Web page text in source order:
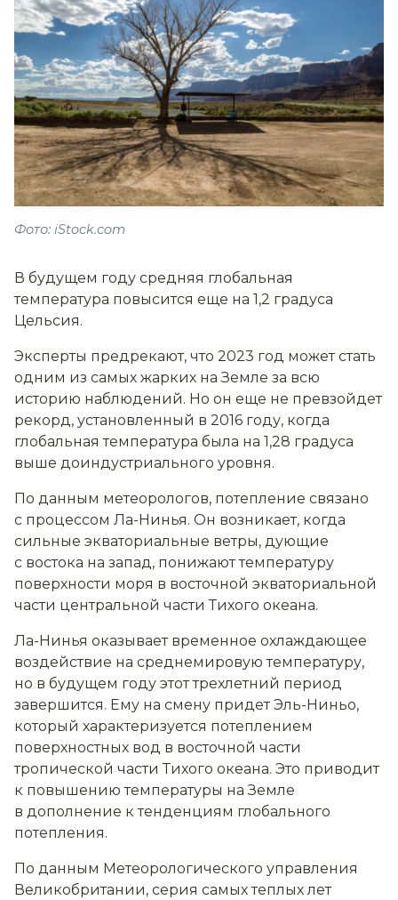
Фото: iStock.com
В будущем году средняя глобальная
температура повысится еще на 1,2 градуса
Цельсия.
Эксперты предрекают, что 2023 год может стать
одним из самых жарких на Земле за всю
историю наблюдений. Но он еще не превзойдет
рекорд, установленный в 2016 году, когда
глобальная температура была на 1,28 градуса
выше доиндустриального уровня.
По данным метеорологов, потепление связано
с процессом Ла-Нинья. Он возникает, когда
сильные экваториальные ветры, дующие
с востока на запад, понижают температуру
поверхности моря в восточной экваториальной
части центральной части Тихого океана.
Ла-Нинья оказывает временное охлаждающее
воздействие на среднемировую температуру,
но в будущем году этот трехлетний период
завершится. Ему на смену придет Эль-Ниньо,
который характеризуется потеплением
поверхностных вод в восточной части
тропической части Тихого океана. Это приводит
к повышению температуры на Земле
в дополнение к тенденциям глобального
потепления.
По данным Метеорологического управления
Великобритании, серия самых теплых лет